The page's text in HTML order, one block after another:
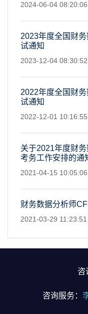
2024-06-04 08:20:06
2023年度全国财
试通知
2023-12-04 08:30:52
2022年度全国财
试通知
2022-12-01 10:16:55
关于2021年度财
考务工作安排的通
2021-04-15 10:05:06
财务数据分析师
2021-03-29 11:23:51
咨询
咨询服务：